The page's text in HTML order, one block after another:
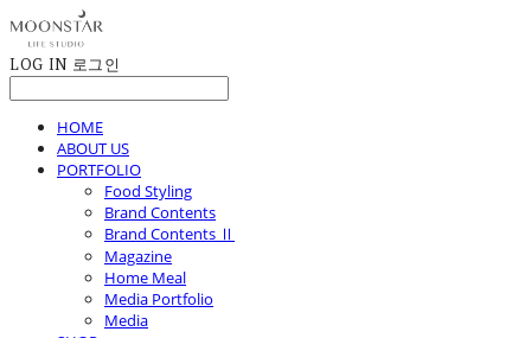
LOG IN 로그인
HOME
ABOUT US
PORTFOLIO
Food Styling
Brand Contents
Brand Contents Ⅱ
Magazine
Home Meal
Media Portfolio
Media